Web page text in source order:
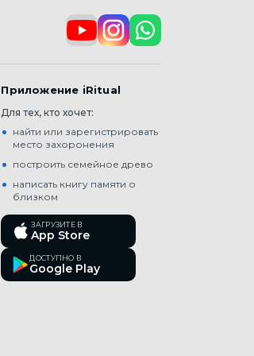
Приложение iRitual
Для тех, кто хочет:
найти или зарегистрировать
место захоронения
построить семейное древо
написать книгу памяти о
близком
ЗАГРУЗИТЕ В
App Store
ДОСТУПНО В
Google Play